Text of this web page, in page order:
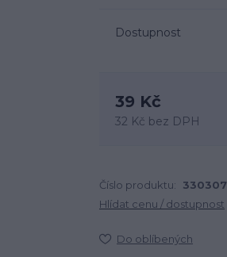
Dostupnost
39 Kč
32 Kč bez DPH
Číslo produktu: 330307
Hlídat cenu / dostupnost
Do oblíbených